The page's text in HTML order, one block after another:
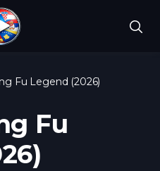
Fu Legend (2026)
Fu